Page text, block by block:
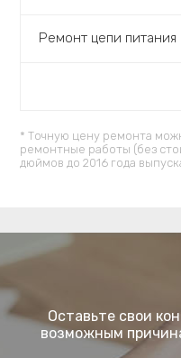
Ремонт цепи питания
* Точную цену ремонта
ремонтные работы (без
дюймов до 2016 года
Оставьте свои
возможным